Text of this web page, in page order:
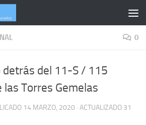
0
detrás del 11-S / 115
Torres Gemelas
14 MARZO, 2020 · ACTUALIZADO 31